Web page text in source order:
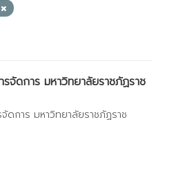
จัดการ มหาวิทยาลัยราชภัฏราช
การ มหาวิทยาลัยราชภัฏราช